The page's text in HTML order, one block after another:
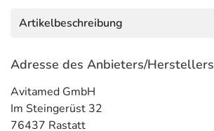
Artikelbeschreibung
Adresse des Anbieters/Herstellers
Avitamed GmbH
Im Steingerüst 32
76437 Rastatt